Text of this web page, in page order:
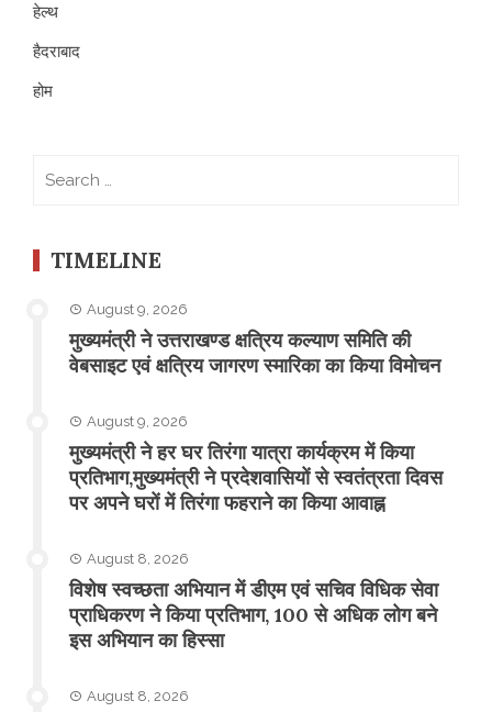
हेल्थ
हैदराबाद
होम
TIMELINE
August 9, 2026
मुख्यमंत्री ने उत्तराखण्ड क्षत्रिय कल्याण समिति की
वेबसाइट एवं क्षत्रिय जागरण स्मारिका का किया विमोचन
August 9, 2026
मुख्यमंत्री ने हर घर तिरंगा यात्रा कार्यक्रम में किया
प्रतिभाग,मुख्यमंत्री ने प्रदेशवासियों से स्वतंत्रता दिवस
पर अपने घरों में तिरंगा फहराने का किया आवाह्न
August 8, 2026
विशेष स्वच्छता अभियान में डीएम एवं सचिव विधिक सेवा
प्राधिकरण ने किया प्रतिभाग, 100 से अधिक लोग बने
इस अभियान का हिस्सा
August 8, 2026